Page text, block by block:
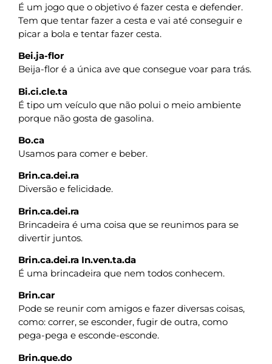
É um jogo que o objetivo é fazer cesta e defender.
Tem que tentar fazer a cesta e vai até conseguir e
picar a bola e tentar fazer cesta.
Bei.ja-flor
Beija-flor é a única ave que consegue voar para trás.
Bi.ci.cle.ta
É tipo um veículo que não polui o meio ambiente
porque não gosta de gasolina.
Bo.ca
Usamos para comer e beber.
Brin.ca.dei.ra
Diversão e felicidade.
Brin.ca.dei.ra
Brincadeira é uma coisa que se reunimos para se
divertir juntos.
Brin.ca.dei.ra In.ven.ta.da
É uma brincadeira que nem todos conhecem.
Brin.car
Pode se reunir com amigos e fazer diversas coisas,
como: correr, se esconder, fugir de outra, como
pega-pega e esconde-esconde.
Brin.que.do